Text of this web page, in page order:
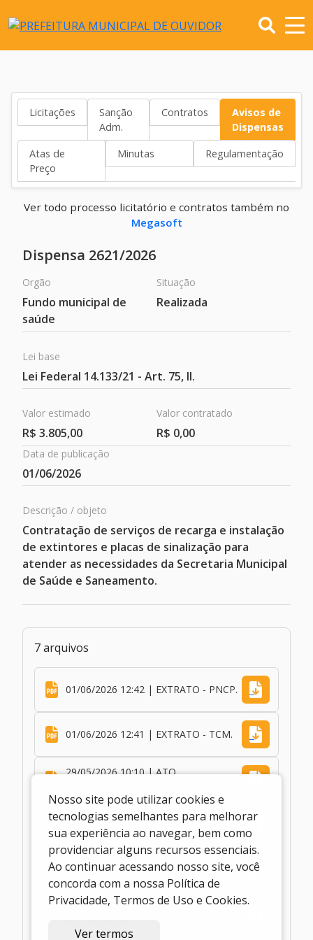
Licitações
Sanção
Adm.
Contratos
Avisos de
Dispensas
Atas de
Preço
Minutas Regulamentação
Ver todo processo licitatório e contratos também no
Megasoft
Dispensa 2621/2026
Orgão
Fundo municipal de
saúde
Situação
Realizada
Lei base
Lei Federal 14.133/21 - Art. 75, II.
Valor estimado
R$ 3.805,00
Valor contratado
R$ 0,00
Data de publicação
01/06/2026
Descrição / objeto
Contratação de serviços de recarga e instalação
de extintores e placas de sinalização para
atender as necessidades da Secretaria Municipal
de Saúde e Saneamento.
7 arquivos
01/06/2026 12:42 | EXTRATO - PNCP.
01/06/2026 12:41 | EXTRATO - TCM.
29/05/2026 10:10 | ATO
28/05/2026 09:56 | DECLARAÇÃO
23/05/2026 10:02 | AVISO
23/05/2026 10:02 | TERMO
Nosso site pode utilizar cookies e
tecnologias semelhantes para melhorar
sua experiência ao navegar, bem como
providenciar alguns recursos essenciais.
Ao continuar acessando nosso site, você
concorda com a nossa Política de
Privacidade, Termos de Uso e Cookies.
Ver termos